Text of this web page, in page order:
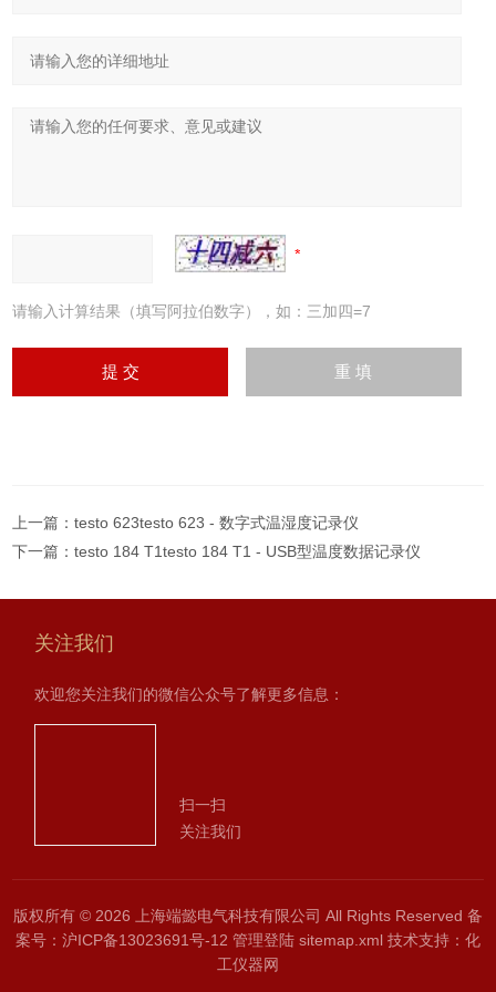
请输入计算结果（填写阿拉伯数字），如：三加四=7
上一篇：testo 623testo 623 - 数字式温湿度记录仪
下一篇：testo 184 T1testo 184 T1 - USB型温度数据记录仪
关注我们
欢迎您关注我们的微信公众号了解更多信息：
扫一扫
关注我们
版权所有 © 2026 上海端懿电气科技有限公司 All Rights Reserved 备
案号：沪ICP备13023691号-12 管理登陆 sitemap.xml 技术支持： 化
工仪器网